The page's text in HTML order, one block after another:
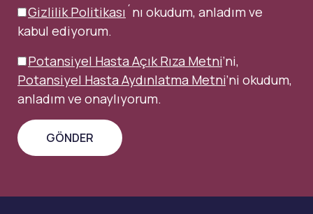
Gizlilik Politikası ´nı okudum, anladım ve
kabul ediyorum.
Potansiyel Hasta Açık Rıza Metni’ni,
Potansiyel Hasta Aydınlatma Metni’ni okudum,
anladım ve onaylıyorum.